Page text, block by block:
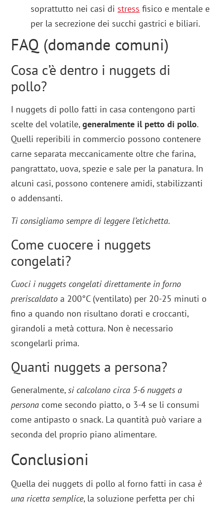
soprattutto nei casi di stress fisico e mentale e
per la secrezione dei succhi gastrici e biliari.
FAQ (domande comuni)
Cosa c’è dentro i nuggets di
pollo?
I nuggets di pollo fatti in casa contengono parti
scelte del volatile,generalmente il petto di pollo.
Quelli reperibili in commercio possono contenere
carne separata meccanicamente oltre che farina,
pangrattato, uova, spezie e sale per la panatura. In
alcuni casi, possono contenere amidi, stabilizzanti
o addensanti.
Ti consigliamo sempre di leggere l’etichetta.
Come cuocere i nuggets
congelati?
Cuoci i nuggets congelati direttamente in forno
preriscaldato a 200°C (ventilato) per 20-25 minuti o
fino a quando non risultano dorati e croccanti,
girandoli a metà cottura. Non è necessario
scongelarli prima.
Quanti nuggets a persona?
Generalmente,si calcolano circa 5-6 nuggets a
persona come secondo piatto, o 3-4 se li consumi
come antipasto o snack. La quantità può variare a
seconda del proprio piano alimentare.
Conclusioni
Quella dei nuggets di pollo al forno fatti in casa è
una ricetta semplice, la soluzione perfetta per chi